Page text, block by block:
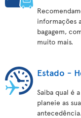
informações
bagagem,
muito mais.
Estado -
Saiba qual é
planeie as